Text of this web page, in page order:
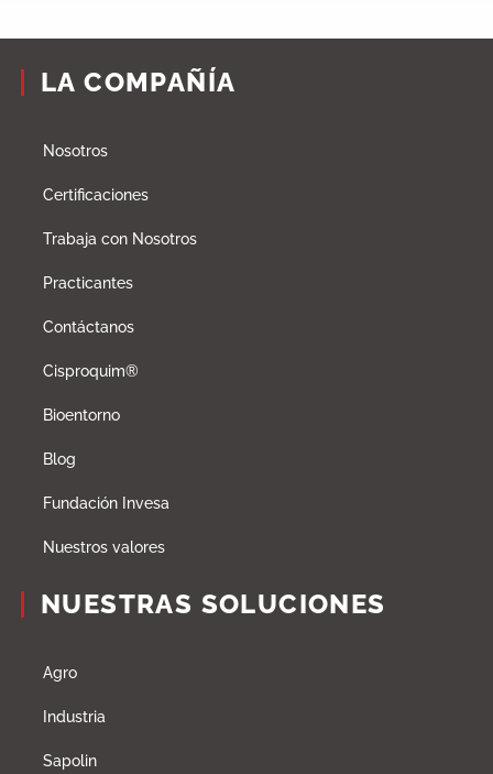
LA COMPAÑÍA
Nosotros
Certificaciones
Trabaja con Nosotros
Practicantes
Contáctanos
Cisproquim®
Bioentorno
Blog
Fundación Invesa
Nuestros valores
NUESTRAS SOLUCIONES
Agro
Industria
Sapolin